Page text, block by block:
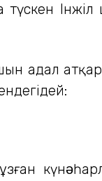
адал